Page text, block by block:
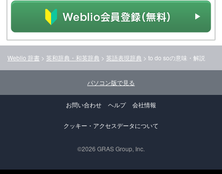
Weblio 辞書 > 英和辞典・和英辞典 > 英語表現辞典 > to do soの意味・解説
パソコン版で見る
お問い合わせ ヘルプ 会社情報
クッキー・アクセスデータについて
©2026 GRAS Group, Inc.